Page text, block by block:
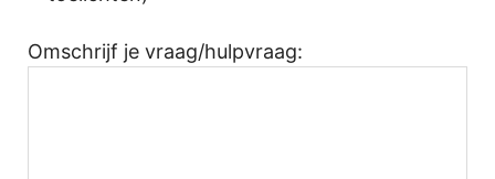
Omschrijf je vraag/hulpvraag: